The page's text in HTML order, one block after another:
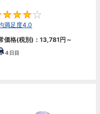
満足度4.0
価格(税別)： 13,781円 ～
4日目